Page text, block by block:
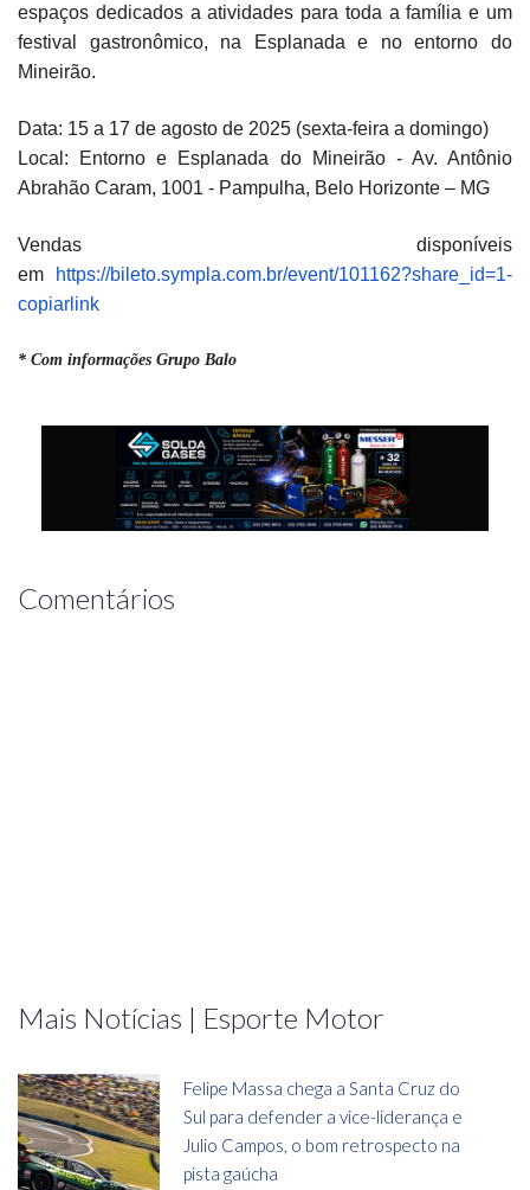
espaços dedicados a atividades para toda a família e um
festival gastronômico, na Esplanada e no entorno do
Mineirão.
Data: 15 a 17 de agosto de 2025 (sexta-feira a domingo)
Local: Entorno e Esplanada do Mineirão - Av. Antônio
Abrahão Caram, 1001 - Pampulha, Belo Horizonte – MG
Vendas disponíveis
em
https://bileto.sympla.com.br/event/101162?share_id=1-
copiarlink
* Com informações Grupo Balo
Comentários
Mais Notícias | Esporte Motor
Felipe Massa chega a Santa Cruz do
Sul para defender a vice-liderança e
Julio Campos, o bom retrospecto na
pista gaúcha